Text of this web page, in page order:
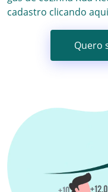
cadastro clicando
Quero